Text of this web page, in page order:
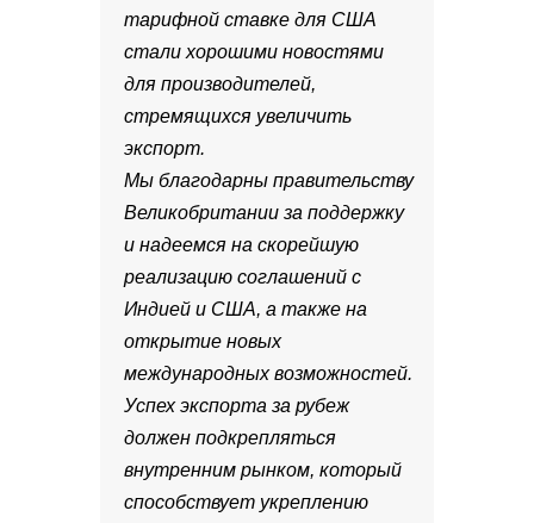
тарифной ставке для США
стали хорошими новостями
для производителей,
стремящихся увеличить
экспорт.
Мы благодарны правительству
Великобритании за поддержку
и надеемся на скорейшую
реализацию соглашений с
Индией и США, а также на
открытие новых
международных возможностей.
Успех экспорта за рубеж
должен подкрепляться
внутренним рынком, который
способствует укреплению